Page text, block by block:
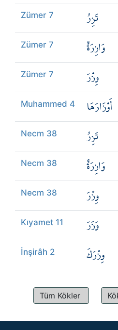
Zümer 7 تَزِرُ
Zümer 7 وَازِرَةٌ
Zümer 7 وِزْرَ
Muhammed 4 أَوْزَارَهَا
Necm 38 تَزِرُ
Necm 38 وَازِرَةٌ
Necm 38 وِزْرَ
Kıyamet 11 وَزَرَ
İnşirâh 2 وِزْرَكَ
Tüm Kökler